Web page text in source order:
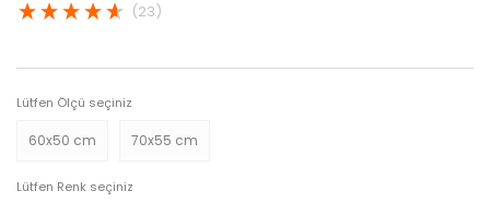
(23)
Lütfen Ölçü seçiniz
60x50 cm 70x55 cm
Lütfen Renk seçiniz